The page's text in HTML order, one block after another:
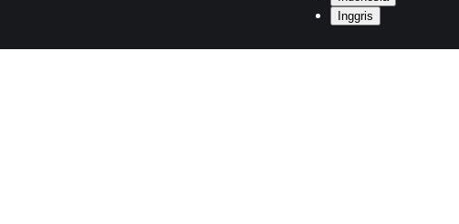
Inggris